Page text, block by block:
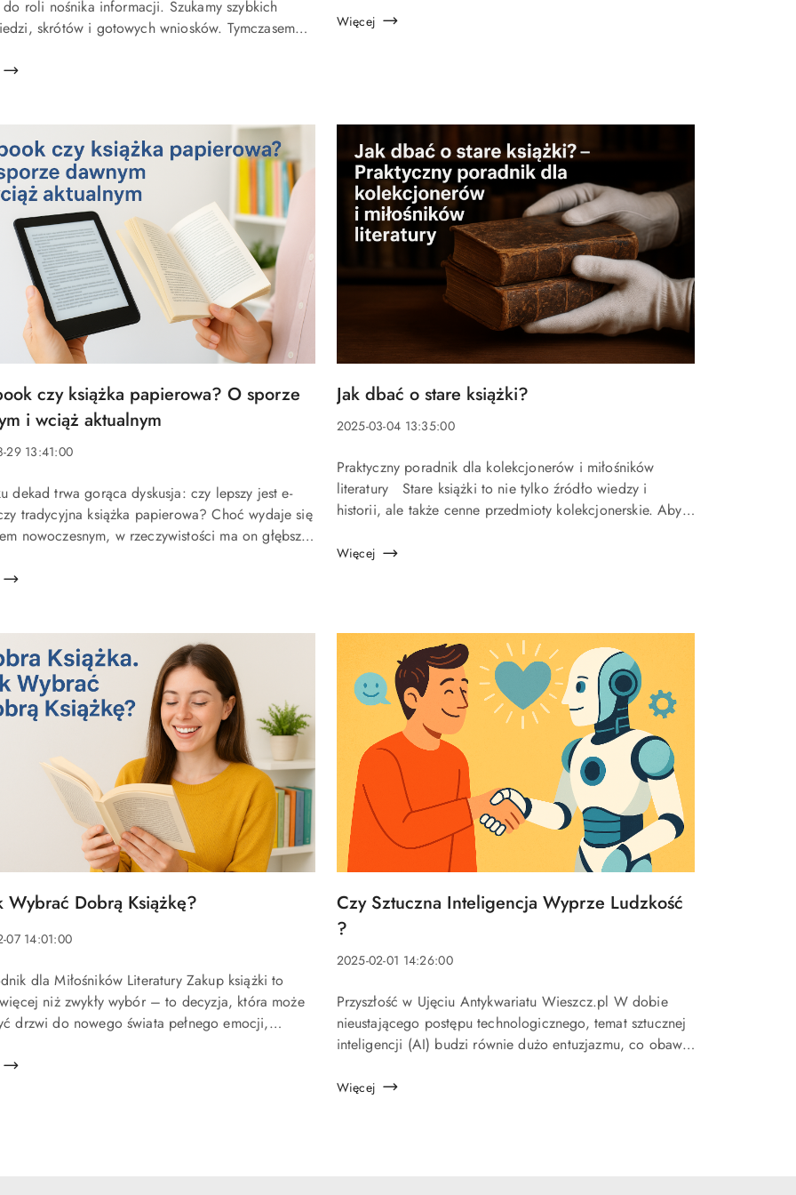
do roli nośnika informacji. Szukamy szybkich
skrótów i gotowych wniosków. Tymczasem
drugiego? Pon...
Więcej
czy książka papierowa? O sporze
i wciąż aktualnym
29 13:41:00
dekad trwa gorąca dyskusja: czy lepszy jest e-
tradycyjna książka papierowa? Choć wydaje się
nowoczesnym, w rzeczywistości ma on głębsze
a &...
Tytuł
Jak dbać o stare książki?
Data
2025-03-04 13:35:00
Treść
artykułu:
Praktyczny poradnik dla kolekcjonerów i miłośników
literatury Stare książki to nie tylko źródło wiedzy i
historii, ale także cenne przedmioty kolekcjonerskie. Aby
wiedzieć, j...
Więcej
Wybrać Dobrą Książkę?
07 14:01:00
dla Miłośników Literatury Zakup książki to
niż zwykły wybór – to decyzja, która może
drzwi do nowego świata pełnego emocji,
Tytuł
artykułu:
Czy Sztuczna Inteligencja Wyprze Ludzkość
?
Data
2025-02-01 14:26:00
Treść
artykułu:
Przyszłość w Ujęciu Antykwariatu Wieszcz.pl W dobie
nieustającego postępu technologicznego, temat sztucznej
inteligencji (AI) budzi równie dużo entuzjazmu, co obaw.
potencjał do przynie...
Więcej